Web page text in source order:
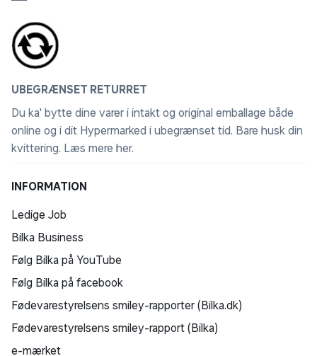
UBEGRÆNSET RETURRET
Du ka' bytte dine varer i intakt og original emballage både
online og i dit Hypermarked i ubegrænset tid. Bare husk din
kvittering. Læs mere her.
INFORMATION
Ledige Job
Bilka Business
Følg Bilka på YouTube
Følg Bilka på facebook
Fødevarestyrelsens smiley-rapporter (Bilka.dk)
Fødevarestyrelsens smiley-rapport (Bilka)
e-mærket